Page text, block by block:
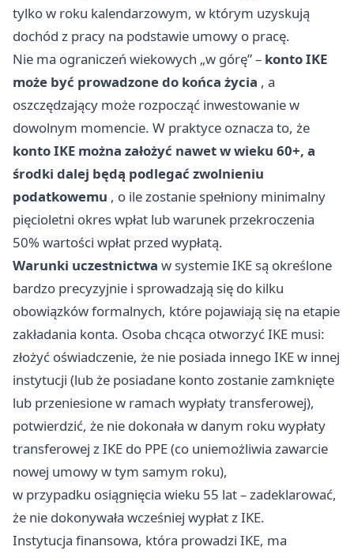
tylko w roku kalendarzowym, w którym uzyskują
dochód z pracy na podstawie umowy o pracę.
Nie ma ograniczeń wiekowych „w górę” – konto IKE
może być prowadzone do końca życia , a
oszczędzający może rozpocząć inwestowanie w
dowolnym momencie. W praktyce oznacza to, że
konto IKE można założyć nawet w wieku 60+, a
środki dalej będą podlegać zwolnieniu
podatkowemu , o ile zostanie spełniony minimalny
pięcioletni okres wpłat lub warunek przekroczenia
50% wartości wpłat przed wypłatą.
Warunki uczestnictwa w systemie IKE są określone
bardzo precyzyjnie i sprowadzają się do kilku
obowiązków formalnych, które pojawiają się na etapie
zakładania konta. Osoba chcąca otworzyć IKE musi:
złożyć oświadczenie, że nie posiada innego IKE w innej
instytucji (lub że posiadane konto zostanie zamknięte
lub przeniesione w ramach wypłaty transferowej),
potwierdzić, że nie dokonała w danym roku wypłaty
transferowej z IKE do PPE (co uniemożliwia zawarcie
nowej umowy w tym samym roku),
w przypadku osiągnięcia wieku 55 lat – zadeklarować,
że nie dokonywała wcześniej wypłat z IKE.
Instytucja finansowa, która prowadzi IKE, ma